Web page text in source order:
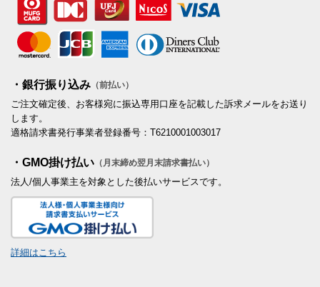
・銀行振り込み （前払い）
ご注文確定後、お客様宛に振込専用口座を記載した訴求メールをお送り
します。
適格請求書発行事業者登録番号：T6210001003017
・GMO掛け払い （月末締め翌月末請求書払い）
法人/個人事業主を対象とした後払いサービスです。
詳細はこちら